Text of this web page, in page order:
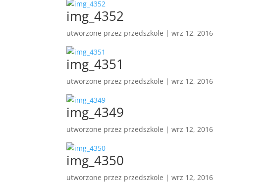
img_4352
utworzone przez przedszkole |wrz 12, 2016
img_4351
utworzone przez przedszkole |wrz 12, 2016
img_4349
utworzone przez przedszkole |wrz 12, 2016
img_4350
utworzone przez przedszkole |wrz 12, 2016